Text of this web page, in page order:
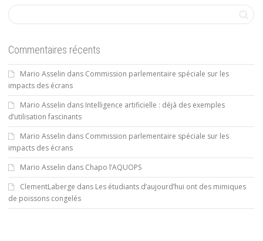
Commentaires récents
Mario Asselin dans Commission parlementaire spéciale sur les
impacts des écrans
Mario Asselin dans Intelligence artificielle : déjà des exemples
d’utilisation fascinants
Mario Asselin dans Commission parlementaire spéciale sur les
impacts des écrans
Mario Asselin dans Chapo l’AQUOPS
ClementLaberge dans Les étudiants d’aujourd’hui ont des mimiques
de poissons congelés